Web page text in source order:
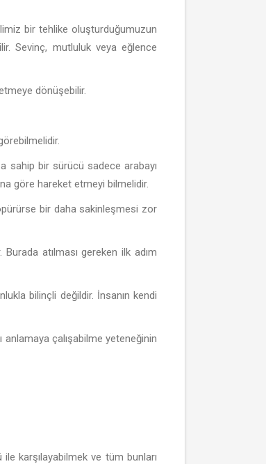
bir tehlike oluşturduğumuzun
Sevinç, mutluluk veya eğlence
dönüşebilir.
sahip bir sürücü sadece arabayı
göre hareket etmeyi bilmelidir.
bir daha sakinleşmesi zor
atılması gereken ilk adım
bilinçli değildir. İnsanın kendi
anlamaya çalışabilme yeteneğinin
ile karşılayabilmek ve tüm bunları